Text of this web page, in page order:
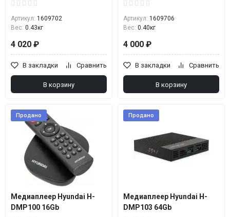
Артикул: 1609702
Вес: 0.43кг
4 020 ₽
В закладки Сравнить
В корзину
Артикул: 1609706
Вес: 0.40кг
4 000 ₽
В закладки Сравнить
В корзину
Продано
Медиаплеер Hyundai H-
DMP100 16Gb
Продано
Медиаплеер Hyundai H-
DMP103 64Gb